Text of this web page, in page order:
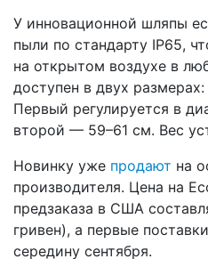
У инновационной шляпы
пыли по стандарту IP65,
на открытом воздухе в
доступен в двух
Первый регулируется в
второй — 59–61 см. Вес
Новинку уже продают на
производителя. Цена на
предзаказа в США
гривен), а первые
середину сентября.